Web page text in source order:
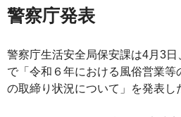
警察庁発表
警察庁生活安全局保安課は4月3
で「令和６年における風俗営業
の取締り状況について」を発表し